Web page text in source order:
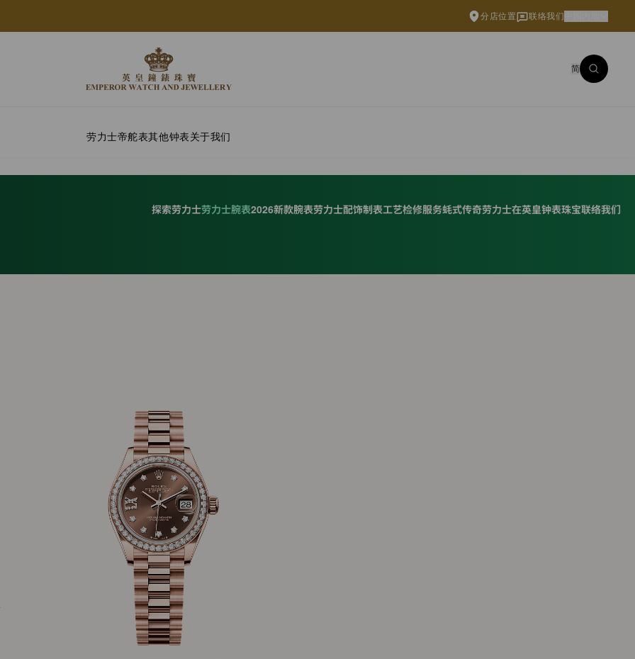
分店位置 联络我们
简
劳力士帝舵表其他钟表关于我们
探索劳力士劳力士腕表2026新款腕表劳力士配饰制表工艺检修服务蚝式传奇劳力士在英皇钟表珠宝联络我们